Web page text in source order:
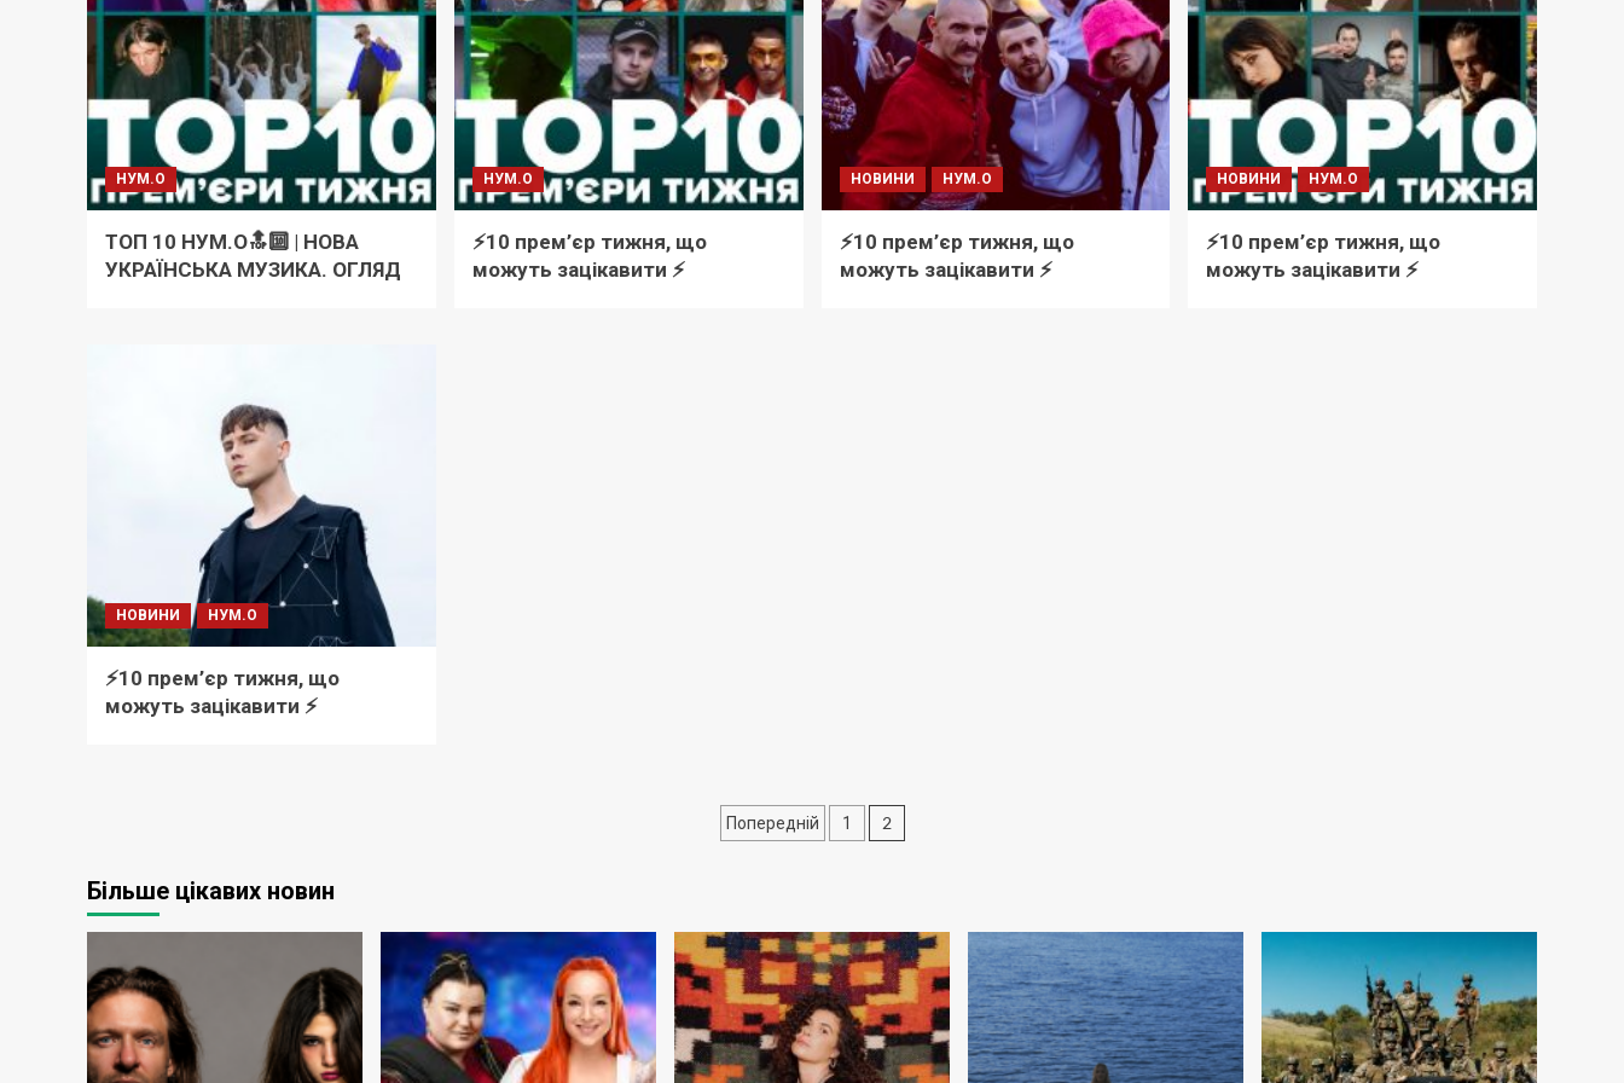
НУМ.О
ТОП 10 НУМ.О🔝🔟 | НОВА
УКРАЇНСЬКА МУЗИКА. ОГЛЯД
НУМ.О
⚡️10 прем’єр тижня, що
можуть зацікавити ⚡️
НОВИНИ НУМ.О
⚡️10 прем’єр тижня, що
можуть зацікавити ⚡️
НОВИНИ НУМ.О
⚡️10 прем’єр тижня, що
можуть зацікавити ⚡️
НОВИНИ НУМ.О
⚡️10 прем’єр тижня, що
можуть зацікавити ⚡️
Пагінація
Попередній 1 2
Більше цікавих новин